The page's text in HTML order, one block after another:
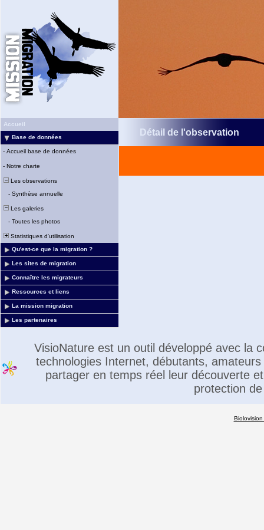
Accueil
Base de données
- Accueil base de données
- Notre charte
Les observations
- Synthèse annuelle
Les galeries
- Toutes les photos
Statistiques d'utilisation
Qu'est-ce que la migration ?
Les sites de migration
Connaître les migrateurs
Ressources et liens
La mission migration
Les partenaires
Détail de l'observation
VisioNature est un outil développé avec la
technologies Internet, débutants,
partager en temps réel leur découverte
protection
Biolovision